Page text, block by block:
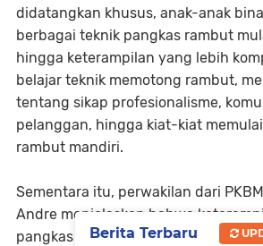
didatangkan khusus, anak-anak
berbagai teknik pangkas rambut
hingga keterampilan yang lebih
belajar teknik memotong rambut,
tentang sikap profesionalisme,
pelanggan, hingga kiat-kiat
rambut mandiri.
Sementara itu, perwakilan dari
Andre menjelaskan bahwa
pangkas rambut memiliki potensi
Berita Terbaru